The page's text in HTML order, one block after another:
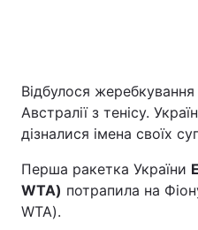
Відбулося
Австралії з тенісу.
дізналися імена своїх
Перша ракетка України
WTA) потрапила на
WTA).